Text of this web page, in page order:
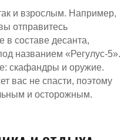
и взрослым. Например,
отправитесь
в составе десанта,
названием «Регулус-5».
скафандры и оружие.
вас не спасти, поэтому
и осторожным.